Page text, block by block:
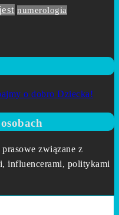
numerologia
związane z
influencerami, politykami